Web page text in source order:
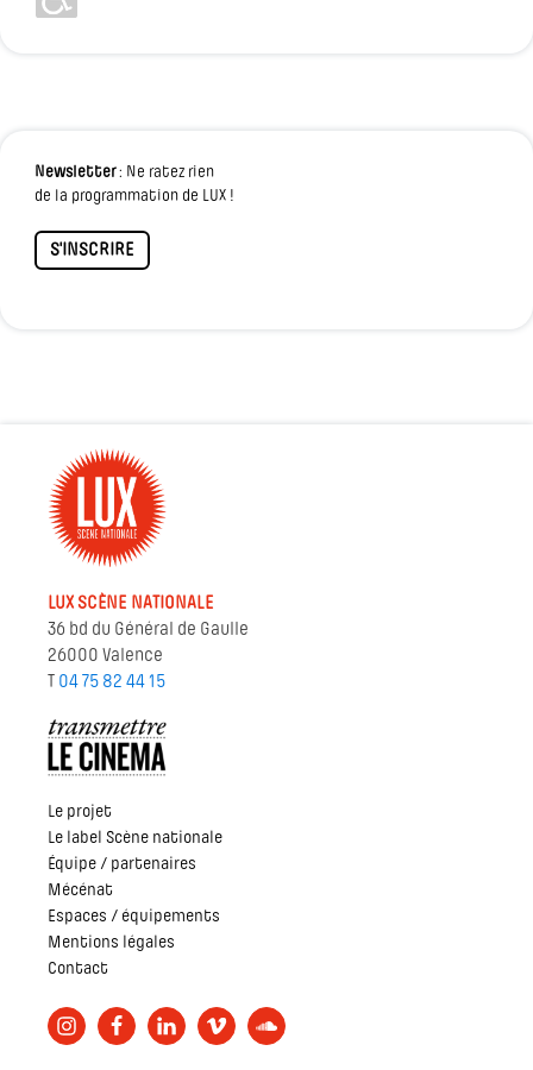
Newsletter: Ne ratez rien
de la programmation de LUX !
S'INSCRIRE
LUX SCÈNE NATIONALE
36 bd du Général de Gaulle
26000 Valence
T 04 75 82 44 15
Le projet
Le label Scène nationale
Équipe / partenaires
Mécénat
Espaces / équipements
Mentions légales
Contact